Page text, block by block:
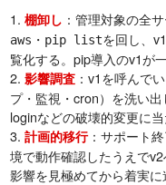
1.棚卸し ：管理対象の全
aws ・ pip listを回し、
覧化する。pip導入のv1が
2.影響調査 ：v1を呼んで
プ・監視・cron）を洗い
loginなどの破壊的変更に当
3.計画的移行：サポート
境で動作確認したうえで
影響を見極めてから着実に